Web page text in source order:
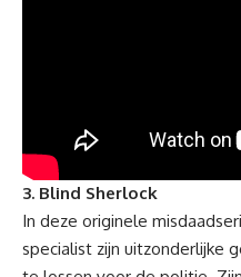
3. Blind Sherlock
In deze originele
specialist zijn uitzonderlijke